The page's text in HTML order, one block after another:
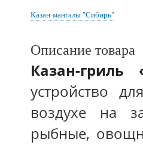
Казан-мангалы "Сибирь"
Описание товара
Казан-гриль
устройство
воздухе на
рыбные,